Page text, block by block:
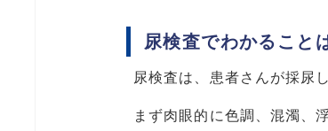
尿検査でわかること
尿検査は、患者さんが採尿
まず肉眼的に色調、混濁、